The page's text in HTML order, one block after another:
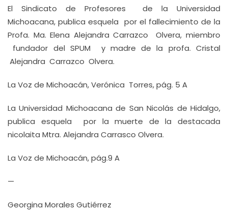
El Sindicato de Profesores de la Universidad
Michoacana, publica esquela por el fallecimiento de la
Profa. Ma. Elena Alejandra Carrazco Olvera, miembro
fundador del SPUM y madre de la profa. Cristal
Alejandra Carrazco Olvera.
La Voz de Michoacán, Verónica Torres, pág. 5 A
La Universidad Michoacana de San Nicolás de Hidalgo,
publica esquela por la muerte de la destacada
nicolaita Mtra. Alejandra Carrasco Olvera.
La Voz de Michoacán, pág.9 A
—
Georgina Morales Gutiérrez